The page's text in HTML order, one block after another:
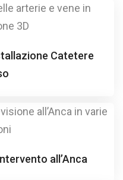
Catetere
all’Anca